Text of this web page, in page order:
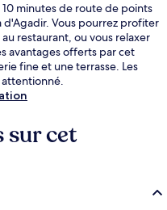
minutes de route de points
Vous pourrez profiter
restaurant, ou vous relaxer
avantages offerts par cet
fine et une terrasse. Les
sur cet